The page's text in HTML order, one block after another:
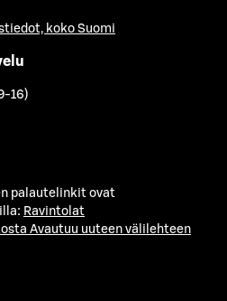
koko Suomi
16)
palautelinkit ovat
Ravintolat
Avautuu uuteen välilehteen